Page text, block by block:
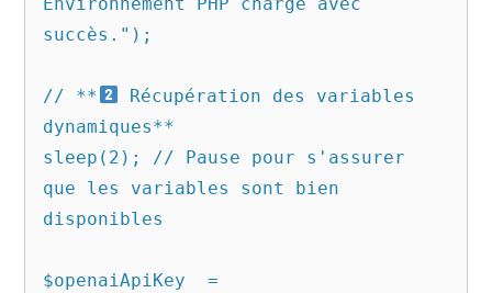
succès.");
// **
Récupération des variables
dynamiques**
sleep(2); // Pause pour s'assurer
que les variables sont bien
disponibles
$openaiApiKey  =